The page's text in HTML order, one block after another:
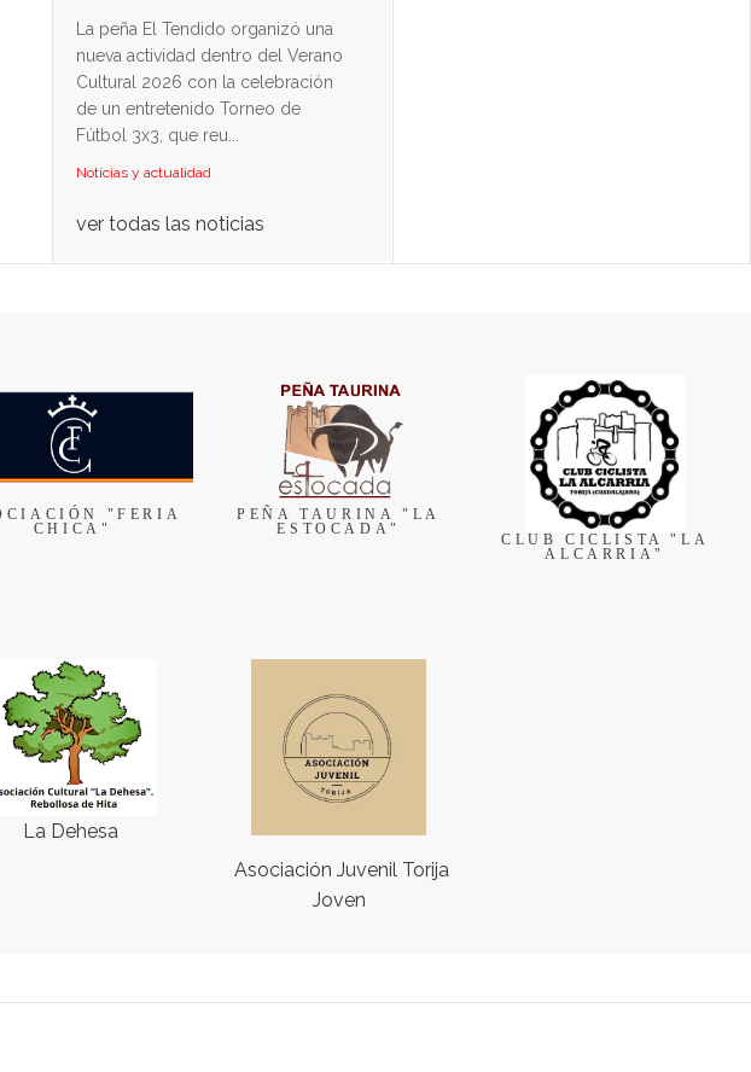
La peña El Tendido organizó una
nueva actividad dentro del Verano
Cultural 2026 con la celebración
de un entretenido Torneo de
Fútbol 3x3, que reu...
Noticias y actualidad
ver todas las noticias
"FERIA
CHICA"
PEÑA TAURINA "LA
ESTOCADA"
CLUB CICLISTA "LA
ALCARRIA"
La Dehesa
Asociación Juvenil Torija
Joven